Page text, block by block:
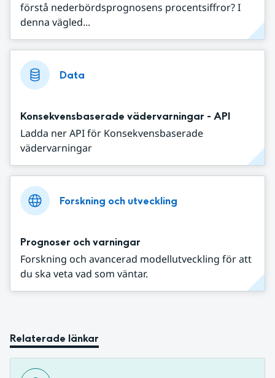
förstå nederbördsprognosens procentsiffror? I
denna vägled...
Data
Konsekvensbaserade vädervarningar - API
Ladda ner API för Konsekvensbaserade
vädervarningar
Forskning och utveckling
Prognoser och varningar
Forskning och avancerad modellutveckling för att
du ska veta vad som väntar.
Relaterade länkar